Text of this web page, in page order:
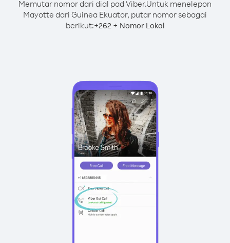
Memutar nomor dari dial pad Viber.Untuk menelepon
Mayotte dari Guinea Ekuator, putar nomor sebagai
berikut:+262+ Nomor Lokal